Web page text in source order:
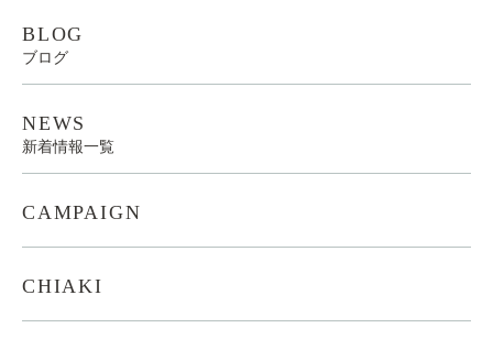
BLOG
ブログ
NEWS
新着情報一覧
CAMPAIGN
CHIAKI